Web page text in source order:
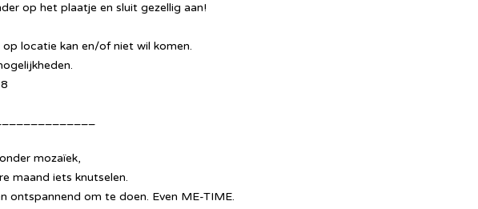
op het plaatje en sluit gezellig aan!
locatie kan en/of niet wil komen.
mozaïek,
maand iets knutselen.
ontspannend om te doen. Even ME-TIME.